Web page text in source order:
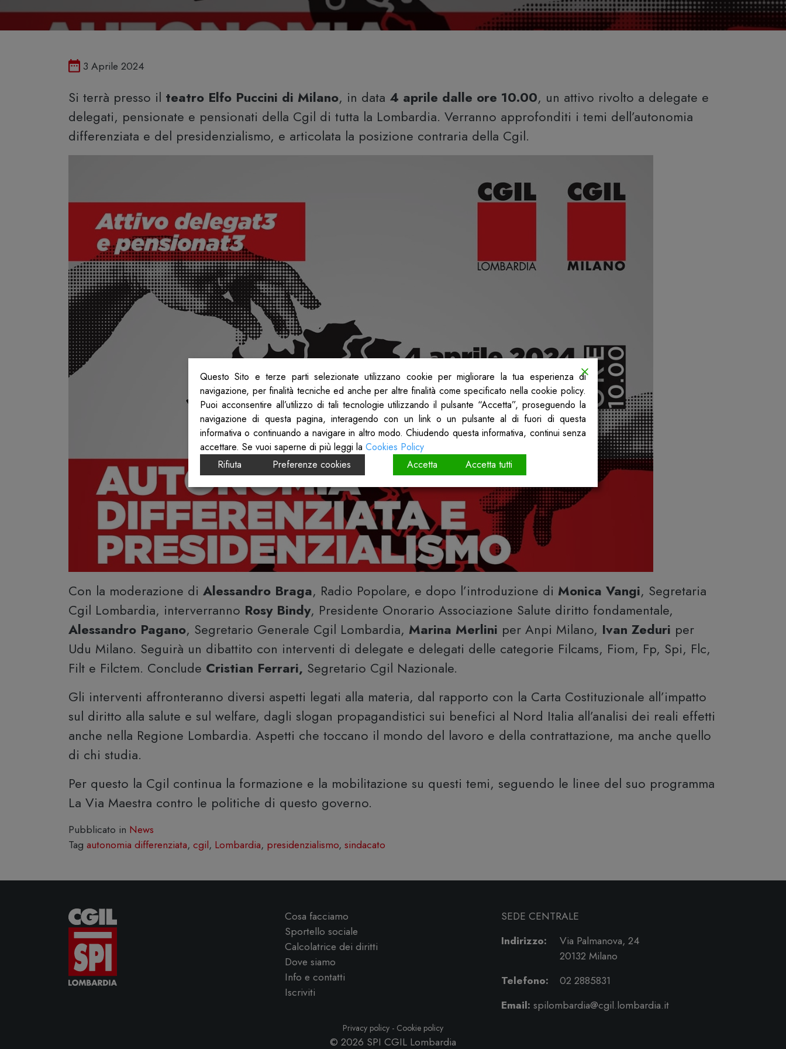
Pubblicato il
3 Aprile 2024
Si terrà presso il teatro Elfo Puccini di Milano, in data 4 aprile dalle ore 10.00, un attivo rivolto a delegate e
delegati, pensionate e pensionati della Cgil di tutta la Lombardia. Verranno approfonditi i temi dell’autonomia
differenziata e del presidenzialismo, e articolata la posizione contraria della Cgil.
Con la moderazione di Alessandro Braga, Radio Popolare, e dopo l’introduzione di Monica Vangi, Segretaria
Cgil Lombardia, interverranno Rosy Bindy, Presidente Onorario Associazione Salute diritto fondamentale,
Alessandro Pagano, Segretario Generale Cgil Lombardia, Marina Merlini per Anpi Milano, Ivan Zeduri per
Udu Milano. Seguirà un dibattito con interventi di delegate e delegati delle categorie Filcams, Fiom, Fp, Spi, Flc,
Filt e Filctem. Conclude Cristian Ferrari, Segretario Cgil Nazionale.
Gli interventi affronteranno diversi aspetti legati alla materia, dal rapporto con la Carta Costituzionale all’impatto
sul diritto alla salute e sul welfare, dagli slogan propagandistici sui benefici al Nord Italia all’analisi dei reali effetti
anche nella Regione Lombardia. Aspetti che toccano il mondo del lavoro e della contrattazione, ma anche quello
di chi studia.
Per questo la Cgil continua la formazione e la mobilitazione su questi temi, seguendo le linee del suo programma
La Via Maestra contro le politiche di questo governo.
Pubblicato in News
Tag autonomia differenziata, cgil, Lombardia, presidenzialismo, sindacato
Cosa facciamo
Sportello sociale
Calcolatrice dei diritti
Dove siamo
Info e contatti
Iscriviti
SEDE CENTRALE
Indirizzo:
Via Palmanova, 24
20132 Milano
Telefono:
02 2885831
Email: spilombardia@cgil.lombardia.it
Privacy policy - Cookie policy
© 2026 SPI CGIL Lombardia
Questo Sito e terze parti selezionate utilizzano cookie per migliorare la tua esperienza di
navigazione, per finalità tecniche ed anche per altre finalità come specificato nella cookie policy.
Puoi acconsentire all’utilizzo di tali tecnologie utilizzando il pulsante “Accetta”, proseguendo la
navigazione di questa pagina, interagendo con un link o un pulsante al di fuori di questa
informativa o continuando a navigare in altro modo. Chiudendo questa informativa, continui senza
accettare. Se vuoi saperne di più leggi la Cookies Policy
Rifiuta
Preferenze cookies Accetta Accetta tutti